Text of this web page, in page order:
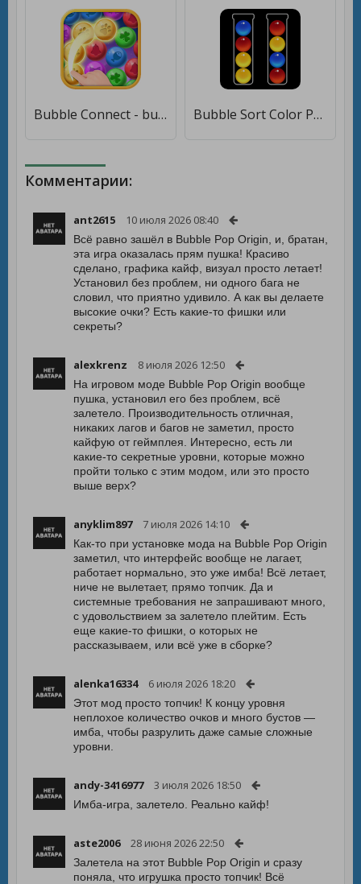
Bubble Connect - bubble match and puzzle game [Мод меню] Bubble Sort Color Puzzle [Бесплатные покупки]
Комментарии:
ant2615 10 июля 2026 08:40
Всё равно зашёл в Bubble Pop Origin, и, братан,
эта игра оказалась прям пушка! Красиво
сделано, графика кайф, визуал просто летает!
Установил без проблем, ни одного бага не
словил, что приятно удивило. А как вы делаете
высокие очки? Есть какие-то фишки или
секреты?
alexkrenz 8 июля 2026 12:50
На игровом моде Bubble Pop Origin вообще
пушка, установил его без проблем, всё
залетело. Производительность отличная,
никаких лагов и багов не заметил, просто
кайфую от геймплея. Интересно, есть ли
какие-то секретные уровни, которые можно
пройти только с этим модом, или это просто
выше верх?
anyklim897 7 июля 2026 14:10
Как-то при установке мода на Bubble Pop Origin
заметил, что интерфейс вообще не лагает,
работает нормально, это уже имба! Всё летает,
ниче не вылетает, прямо топчик. Да и
системные требования не запрашивают много,
с удовольствием за залетело плейтим. Есть
еще какие-то фишки, о которых не
рассказываем, или всё уже в сборке?
alenka16334 6 июля 2026 18:20
Этот мод просто топчик! К концу уровня
неплохое количество очков и много бустов —
имба, чтобы разрулить даже самые сложные
уровни.
andy-3416977 3 июля 2026 18:50
Имба-игра, залетело. Реально кайф!
aste2006 28 июня 2026 22:50
Залетела на этот Bubble Pop Origin и сразу
поняла, что игрушка просто топчик! Всё